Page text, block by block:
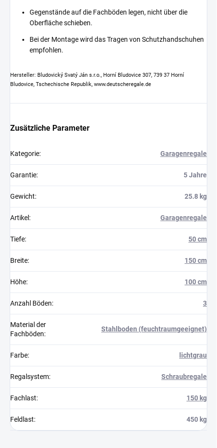
Gegenstände auf die Fachböden legen, nicht über die
Oberfläche schieben.
Bei der Montage wird das Tragen von Schutzhandschuhen
empfohlen.
Hersteller: Bludovický Svatý Ján s.r.o., Horní Bludovice 307, 739 37 Horní
Bludovice, Tschechische Republik, www.deutscheregale.de
Zusätzliche Parameter
Kategorie: Garagenregale
Garantie: 5 Jahre
Gewicht: 25.8 kg
Artikel : Garagenregale
Tiefe: 50 cm
Breite: 150 cm
Höhe: 100 cm
Anzahl Böden: 3
Material der
Fachböden:
Stahlboden (feuchtraumgeeignet)
Farbe: lichtgrau
Regalsystem: Schraubregale
Fachlast: 150 kg
Feldlast: 450 kg